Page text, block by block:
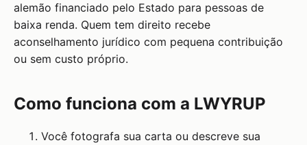
alemão financiado pelo Estado para pessoas de
baixa renda. Quem tem direito recebe
aconselhamento jurídico com pequena contribuição
ou sem custo próprio.
Como funciona com a LWYRUP
Você fotografa sua carta ou descreve sua